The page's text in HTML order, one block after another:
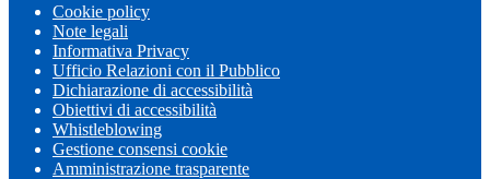
Cookie policy
Note legali
Informativa Privacy
Ufficio Relazioni con il Pubblico
Dichiarazione di accessibilità
Obiettivi di accessibilità
Whistleblowing
Gestione consensi cookie
Amministrazione trasparente